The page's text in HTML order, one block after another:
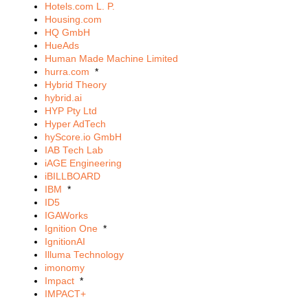
Hotels.com L. P.
Housing.com
HQ GmbH
HueAds
Human Made Machine Limited
hurra.com *
Hybrid Theory
hybrid.ai
HYP Pty Ltd
Hyper AdTech
hyScore.io GmbH
IAB Tech Lab
iAGE Engineering
iBILLBOARD
IBM *
ID5
IGAWorks
Ignition One *
IgnitionAI
Illuma Technology
imonomy
Impact *
IMPACT+